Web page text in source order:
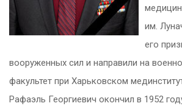
им.
его
вооруженных сил и направили на
факультет при Харьковском
Рафаэль Георгиевич окончил в 1952